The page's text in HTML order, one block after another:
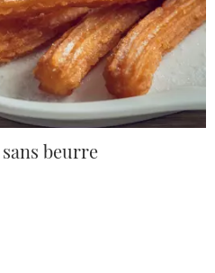
beurre